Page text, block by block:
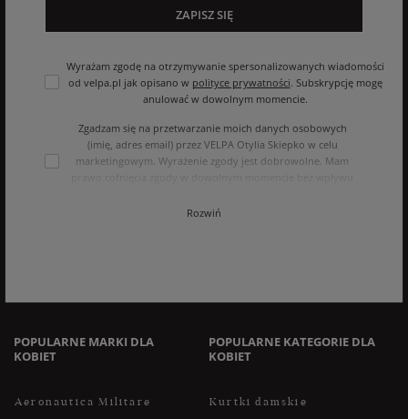
Wyrażam zgodę na otrzymywanie spersonalizowanych wiadomości
od velpa.pl jak opisano w polityce prywatności. Subskrypcję mogę
anulować w dowolnym momencie.
Zgadzam się na przetwarzanie moich danych osobowych
(imię, adres email) przez VELPA Otylia Skiepko w celu
marketingowym. Wyrażenie zgody jest dobrowolne. Mam
podstawie zgody przed jej cofnięciem. Mam prawo dostępu
Rozwiń
ZAPISZ SIĘ
POPULARNE MARKI DLA
KOBIET
Aeronautica Militare
POPULARNE KATEGORIE DLA
KOBIET
Kurtki damskie